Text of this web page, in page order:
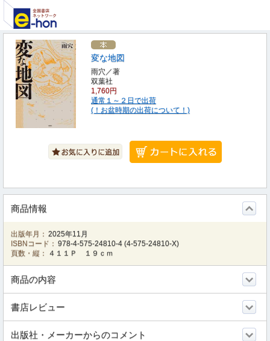
変な地図
雨穴／著
双葉社
1,760円
通常１～２日で出荷
(！お盆時期の出荷について！)
商品情報
出版年月： 2025年11月
ISBNコード： 978-4-575-24810-4 (4-575-24810-X)
頁数・縦：
４１１Ｐ １９ｃｍ
商品の内容
書店レビュー
出版社・メーカーからのコメント